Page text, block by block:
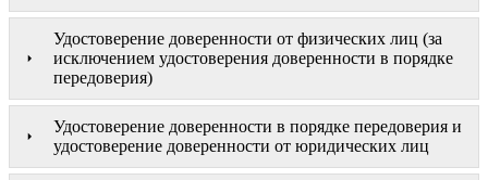
Удостоверение доверенности от физических лиц (за
исключением удостоверения доверенности в порядке
передоверия)
Удостоверение доверенности в порядке передоверия и
удостоверение доверенности от юридических лиц